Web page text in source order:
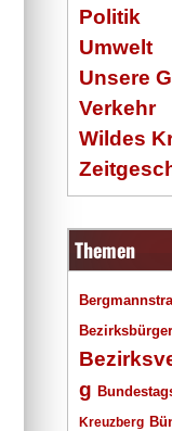
Politik
Umwelt
Unsere
Verkehr
Wildes
Themen
g
Kreuzberg